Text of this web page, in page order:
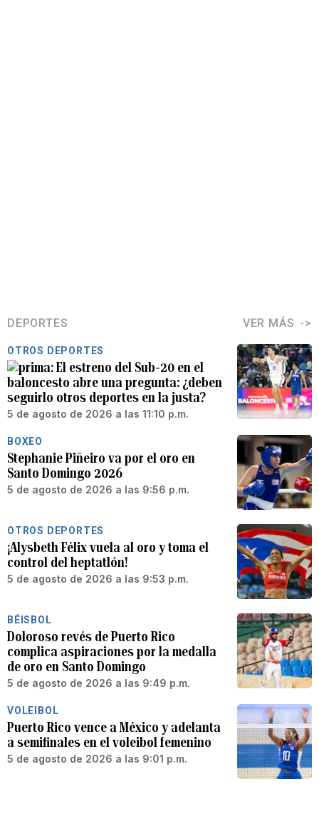
DEPORTES VER MÁS
OTROS DEPORTES
El estreno del Sub-20 en el
baloncesto abre una pregunta: ¿deben
seguirlo otros deportes en la justa?
5 de agosto de 2026 a las 11:10 p.m.
BOXEO
Stephanie Piñeiro va por el oro en
Santo Domingo 2026
5 de agosto de 2026 a las 9:56 p.m.
OTROS DEPORTES
¡Alysbeth Félix vuela al oro y toma el
control del heptatlón!
5 de agosto de 2026 a las 9:53 p.m.
BÉISBOL
Doloroso revés de Puerto Rico
complica aspiraciones por la medalla
de oro en Santo Domingo
5 de agosto de 2026 a las 9:49 p.m.
VOLEIBOL
Puerto Rico vence a México y adelanta
a semifinales en el voleibol femenino
5 de agosto de 2026 a las 9:01 p.m.